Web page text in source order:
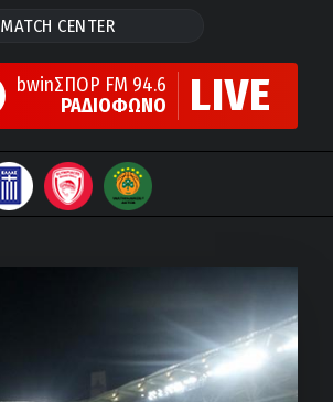
MATCH CENTER
bwinΣΠΟΡ FM 94.6
ΡΑΔΙΟΦΩΝΟ
LIVE